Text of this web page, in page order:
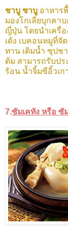
ชาบู ชาบู อาหาร
มองโกเลียบุกคา
ญี่ปุ่น โดยนำเครื่อ
เด้ง เบคอนหมูที่จั
ทาน เติมน้ำ ซุปช
ต้ม สามารถรับป
ร้อน น้ำจิ้มซีอิ้วเก
7.ซัมเคทัง หรือ ซั